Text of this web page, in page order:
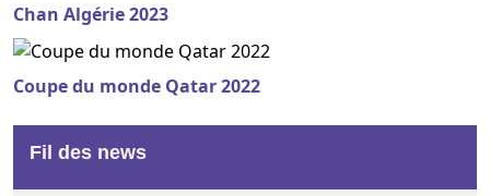
Chan Algérie 2023
Coupe du monde Qatar 2022
Fil des news